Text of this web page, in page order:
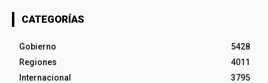
CATEGORÍAS
Gobierno
5428
Regiones
4011
Internacional
3795